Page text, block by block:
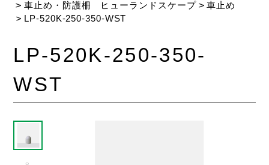
車止め・防護柵 ヒューランドスケープ
車止め
LP-520K-250-350-WST
LP-520K-250-350-
WST